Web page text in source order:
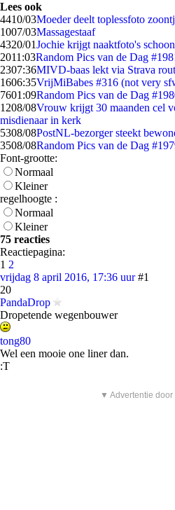
Lees ook
4410/03Moeder deelt toplessfoto
1007/03Massagestaaf
4320/01Jochie krijgt naaktfoto's
2011:03Random Pics van de Dag
2307:36MIVD-baas lekt via Strava
1606:35VrijMiBabes #316 (not very
7601:09Random Pics van de Dag
1208/08Vrouw krijgt 30 maanden cel
misdienaar in kerk
5308/08PostNL-bezorger steekt
3508/08Random Pics van de Dag
Font-grootte:
Normaal
Kleiner
regelhoogte :
Normaal
Kleiner
75 reacties
Reactiepagina:
1 2
vrijdag 8 april 2016, 17:36 uur #1
20
PandaDrop
Dropetende wegenbouwer
tong80
Wel een mooie one liner dan.
:T
▼ Advertentie door